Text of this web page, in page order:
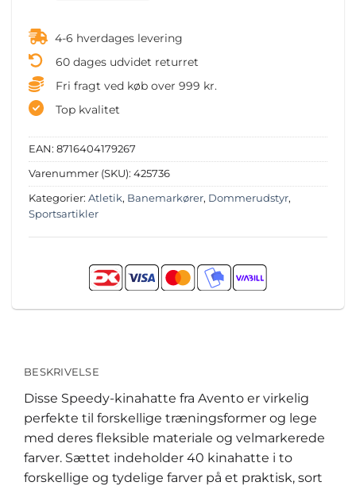
4-6 hverdages levering
60 dages udvidet returret
Fri fragt ved køb over 999 kr.
Top kvalitet
EAN: 8716404179267
Varenummer (SKU): 425736
Kategorier: Atletik, Banemarkører, Dommerudstyr,
Sportsartikler
BESKRIVELSE
Disse Speedy-kinahatte fra Avento er virkelig
perfekte til forskellige træningsformer og lege
med deres fleksible materiale og velmarkerede
farver. Sættet indeholder 40 kinahatte i to
forskellige og tydelige farver på et praktisk, sort